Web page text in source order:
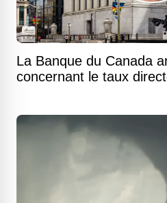
La Banque du Canada
concernant le taux